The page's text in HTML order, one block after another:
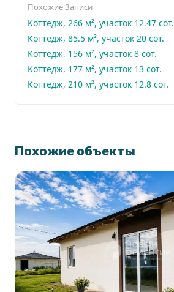
Похожие Записи
Коттедж, 266 м², участок 12.47 сот.
Коттедж, 85.5 м², участок 20 сот.
Коттедж, 156 м², участок 8 сот.
Коттедж, 177 м², участок 13 сот.
Коттедж, 210 м², участок 12.8 сот.
Похожие объекты